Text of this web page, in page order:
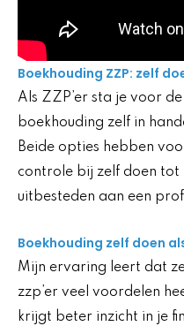
Boekhouding ZZP: zelf
Als ZZP’er sta je voor
boekhouding zelf in
Beide opties hebben
controle bij zelf doen
uitbesteden aan een
Boekhouding zelf doen
Mijn ervaring leert dat
zzp’er veel voordelen
krijgt beter inzicht in je